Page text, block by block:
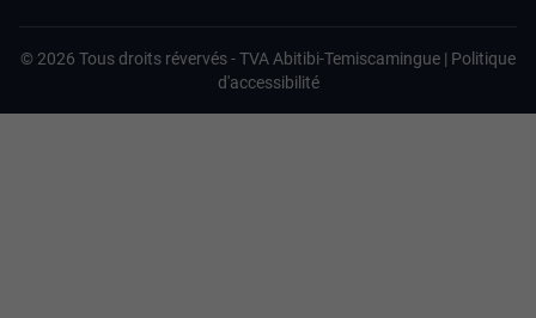
© 2026 Tous droits révervés -TVA Abitibi-Temiscamingue | Politique
d'accessibilité